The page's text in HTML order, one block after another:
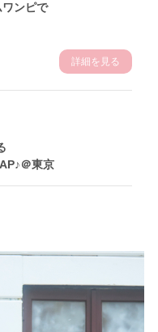
ンピで
詳細を見る
＠東京